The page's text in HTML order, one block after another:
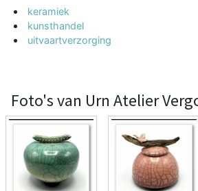
keramiek
kunsthandel
uitvaartverzorging
Foto's van Urn Atelier